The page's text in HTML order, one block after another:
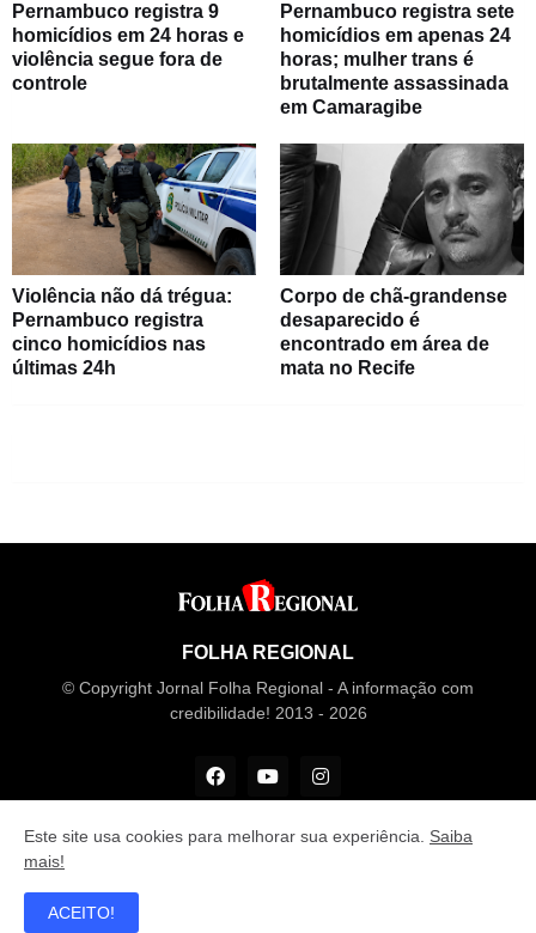
Pernambuco registra 9
homicídios em 24 horas e
violência segue fora de
controle
Pernambuco registra sete
homicídios em apenas 24
horas; mulher trans é
brutalmente assassinada
em Camaragibe
Violência não dá trégua:
Pernambuco registra
cinco homicídios nas
últimas 24h
Corpo de chã-grandense
desaparecido é
encontrado em área de
mata no Recife
FOLHA REGIONAL
© Copyright Jornal Folha Regional - A informação com
credibilidade! 2013 - 2026
Este site usa cookies para melhorar sua experiência. Saiba
mais!
ACEITO!